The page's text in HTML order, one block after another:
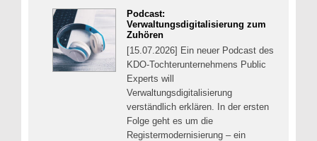
Podcast:
Verwaltungsdigitalisierung zum
Zuhören
[15.07.2026] Ein neuer Podcast des
KDO-Tochterunternehmens Public
Experts will
Verwaltungsdigitalisierung
verständlich erklären. In der ersten
Folge geht es um die
Registermodernisierung – ein